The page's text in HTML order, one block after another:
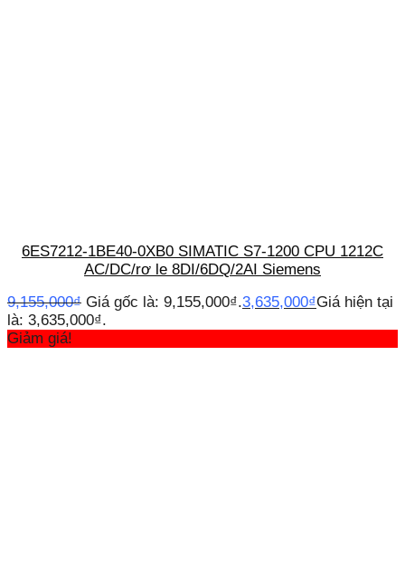
6ES7212-1BE40-0XB0 SIMATIC S7-1200 CPU 1212C
AC/DC/rơ le 8DI/6DQ/2AI Siemens
9,155,000₫ Giá gốc là: 9,155,000₫.3,635,000₫Giá hiện tại
là: 3,635,000₫.
Giảm giá!